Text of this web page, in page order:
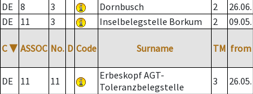
DE
8 3 Dornbusch 2 26.06.
DE
11 3 Inselbelegstelle Borkum 2 09.05.
C ▼ ASSOC No. D Code Surname TM from
DE 11 11
Erbeskopf AGT-
Toleranzbelegstelle
3 26.05.